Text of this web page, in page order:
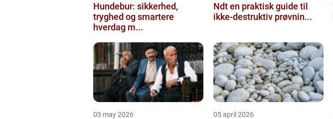
Hundebur: sikkerhed,
tryghed og smartere
hverdag m...
Ndt en praktisk guide til
ikke-destruktiv prøvnin...
03 may 2026 05 april 2026